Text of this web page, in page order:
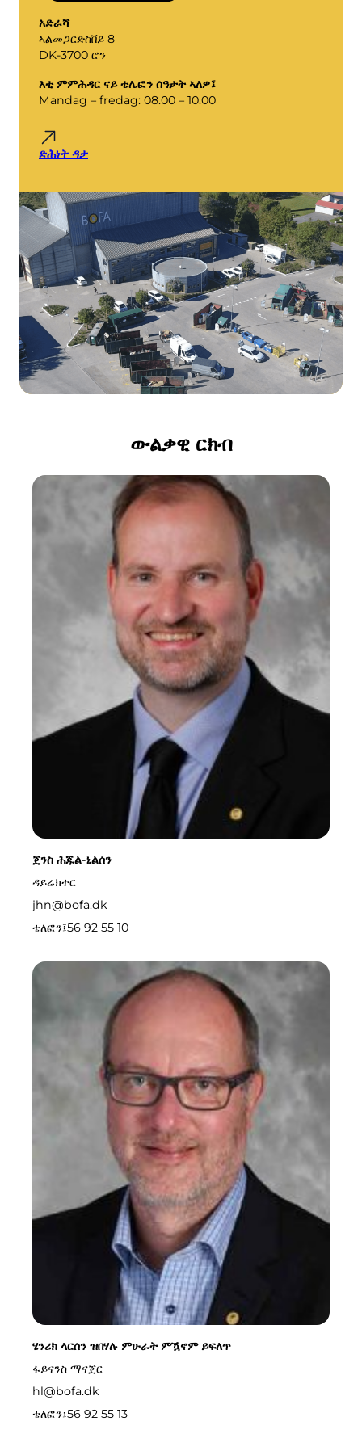
ምፍራስ & ምሕዳስ
Info
ናይ ስራሕ ሰዓታት
ናይ ጎሓፍ ታሪፍ (ናይ ብሕቲ)
ሊንክ ናብ ደንቢ መሬት BRK
AT መምርሒ
ደንቢ ጎሓፍ
ርእሰ-ኣገልግሎት
ርእሰ-ኣገልግሎት
ጓሓፍይ
ፖርታል ጎሓፍ
መምርሒታት ምድላው
ርኸቡና
ክፍቲ ቦታታት
እቲ ኩባንያ ቦፋ
አድራሻ
ኣልመጋርድስቨይ 8
DK-3700 ሮን
እቲ ምምሕዳር ናይ ቴሌፎን ሰዓታት ኣለዎ፤
Mandag – fredag: 08.00 – 10.00
ድሕነት ዳታ
ውልቃዊ ርክብ
ጀንስ ሕጁል-ኒልሰን
ዳይሬክተር
jhn@bofa.dk
ቴለፎን፤56 92 55 10
ሄንሪክ ላርሰን ዝበሃሉ ምሁራት ምዃኖም ይፍለጥ
ፋይናንስ ማናጀር
hl@bofa.dk
ቴለፎን፤56 92 55 13